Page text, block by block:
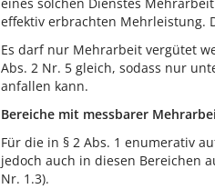
effektiv erbrachten Mehrleistung.
Es darf nur Mehrarbeit vergütet
Abs. 2 Nr. 5 gleich, sodass nur
anfallen kann.
Bereiche mit messbarer
Für die in § 2 Abs. 1 enumerativ
jedoch auch in diesen Bereichen
Nr. 1.3).